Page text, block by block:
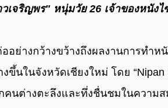
จริญพร" หนุ่มวัย 26 เจ้าของหนังไ
อย่างกว้างขว้างถึงผลงานการทําห
ขึ้นในจังหวัดเชียงใหม่ โดย
คนต่างตะลึงและทึ่งชื่นชมในความส